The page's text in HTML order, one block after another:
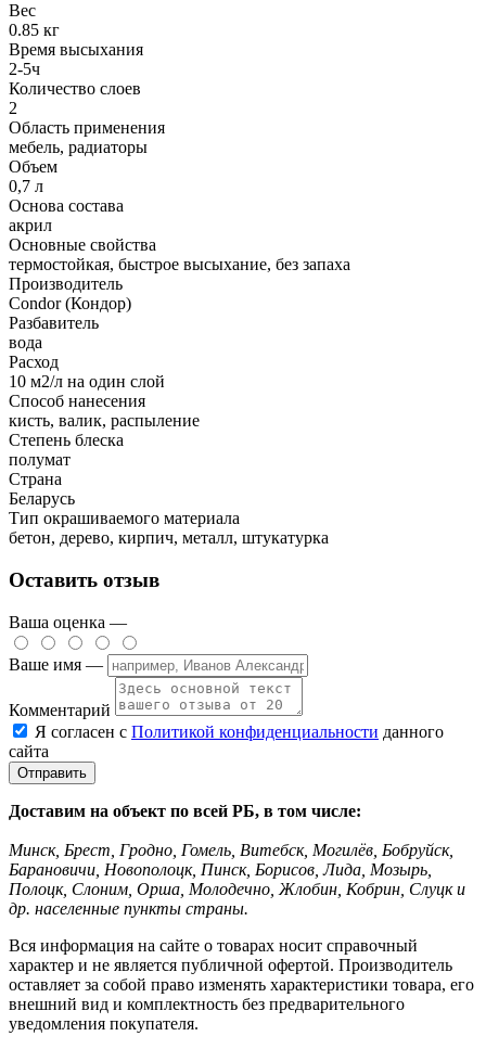
Вес
0.85 кг
Время высыхания
2-5ч
Количество слоев
2
Область применения
мебель, радиаторы
Объем
0,7 л
Основа состава
акрил
Основные свойства
термостойкая, быстрое высыхание, без запаха
Производитель
Condor (Кондор)
Разбавитель
вода
Расход
10 м2/л на один слой
Способ нанесения
кисть, валик, распыление
Степень блеска
полумат
Страна
Беларусь
Тип окрашиваемого материала
бетон, дерево, кирпич, металл, штукатурка
Оставить отзыв
Ваша оценка —
Ваше имя —
Комментарий
Я согласен с Политикой конфиденциальности данного
сайта
Доставим на объект по всей РБ, в том числе:
Минск, Брест, Гродно, Гомель, Витебск, Могилёв, Бобруйск,
Барановичи, Новополоцк, Пинск, Борисов, Лида, Мозырь,
Полоцк, Слоним, Орша, Молодечно, Жлобин, Кобрин, Слуцк и
др. населенные пункты страны.
Вся информация на сайте о товарах носит справочный
характер и не является публичной офертой. Производитель
оставляет за собой право изменять характеристики товара, его
внешний вид и комплектность без предварительного
уведомления покупателя.